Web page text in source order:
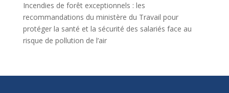
Incendies de forêt exceptionnels : les
recommandations du ministère du Travail pour
protéger la santé et la sécurité des salariés face au
risque de pollution de l’air